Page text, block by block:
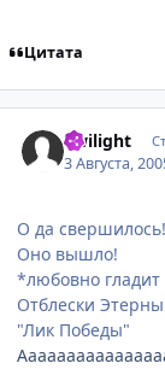
Цитата
Twilight
3 Августа,
О да свершилось!
Оно вышло!
*любовно гладит
Отблески
"Лик Победы"